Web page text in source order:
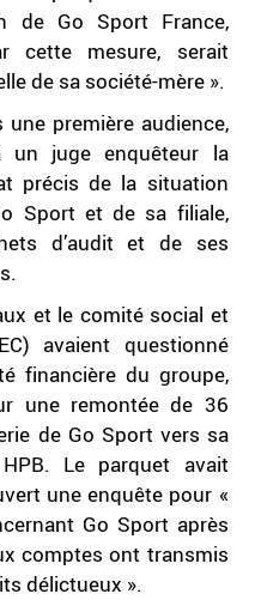
de Go Sport France,
cette mesure, serait
de sa société-mère ».
première audience,
juge enquêteur la
précis de la situation
Sport et de sa filiale,
d’audit et de ses
et le comité social et
avaient questionné
financière du groupe,
une remontée de 36
de Go Sport vers sa
Le parquet avait
une enquête pour «
Go Sport après
comptes ont transmis
délictueux ».